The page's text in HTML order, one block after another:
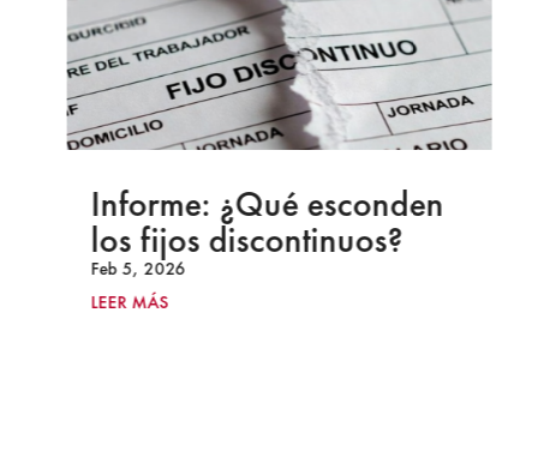
Informe: ¿Qué esconden
los fijos discontinuos?
Feb 5, 2026
LEER MÁS